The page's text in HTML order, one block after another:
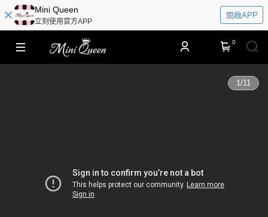
​​Mini Queen
立刻使用官方APP
開啟APP
0
1/11